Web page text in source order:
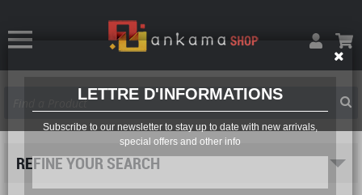
LETTRE D'INFORMATIONS
Subscribe to our newsletter to stay up to date with new arrivals,
special offers and other info
REFINE YOUR SEARCH